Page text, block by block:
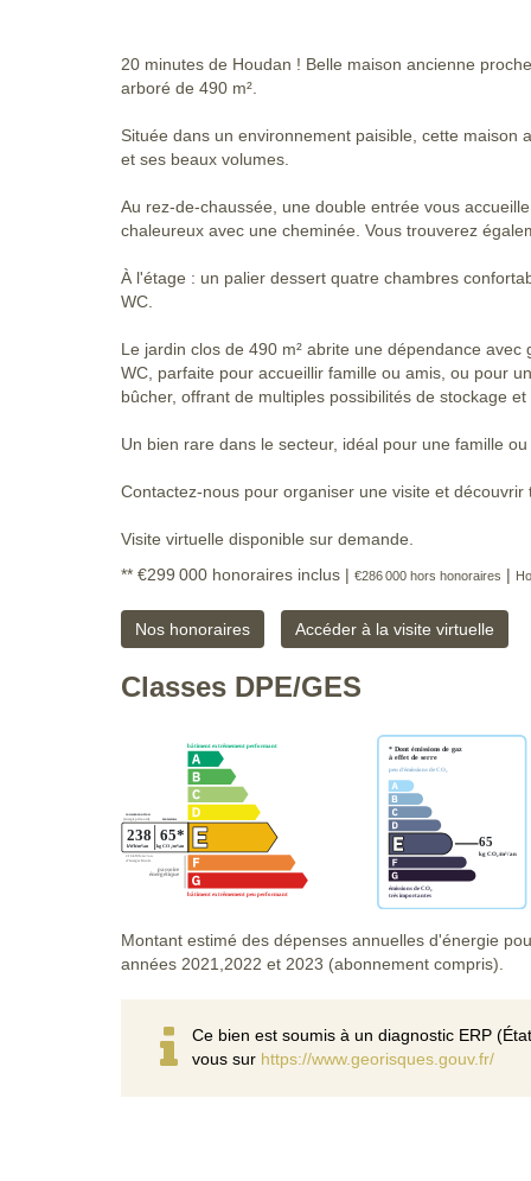
20 minutes de Houdan ! Belle maison ancienne
arboré de 490 m².
Située dans un environnement paisible, cette
et ses beaux volumes.
Au rez-de-chaussée, une double entrée vous
chaleureux avec une cheminée. Vous trouverez
À l'étage : un palier dessert quatre chambres
WC.
Le jardin clos de 490 m² abrite une dépendance
WC, parfaite pour accueillir famille ou amis, ou pour
bûcher, offrant de multiples possibilités de stockage
Un bien rare dans le secteur, idéal pour une famille
Contactez-nous pour organiser une visite et
Visite virtuelle disponible sur demande.
** €299 000 honoraires inclus | €286 000 hors honoraires |
Nos honoraires Accéder à la visite virtuelle
Classes DPE/GES
Montant estimé des dépenses annuelles d'énergie
années 2021,2022 et 2023 (abonnement compris).
Ce bien est soumis à un diagnostic ERP
vous sur https://www.georisques.gouv.fr/